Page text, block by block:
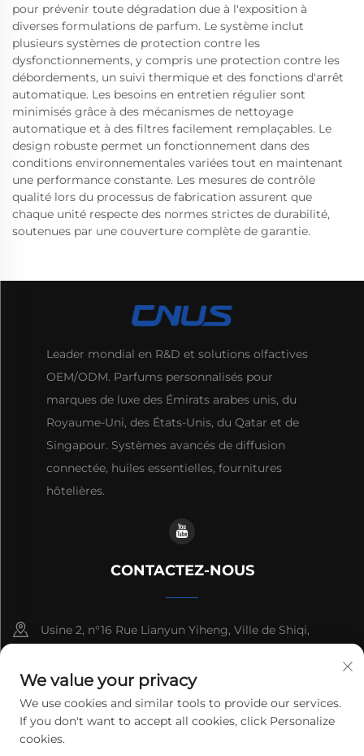
pour prévenir toute dégradation due à l'exposition à
diverses formulations de parfum. Le système inclut
plusieurs systèmes de protection contre les
dysfonctionnements, y compris une protection contre les
débordements, un suivi thermique et des fonctions d'arrêt
automatique. Les besoins en entretien régulier sont
minimisés grâce à des mécanismes de nettoyage
automatique et à des filtres facilement remplaçables. Le
design robuste permet un fonctionnement dans des
conditions environnementales variées tout en maintenant
une performance constante. Les mesures de contrôle
qualité lors du processus de fabrication assurent que
chaque unité respecte des normes strictes de durabilité,
soutenues par une couverture complète de garantie.
Leader mondial en R&D et solutions olfactives
OEM/ODM. Parfums personnalisés pour
marques de luxe des Émirats arabes unis, du
Royaume-Uni, des États-Unis, du Qatar et de
Singapour. Systèmes avancés de diffusion
connectée, huiles essentielles, fournitures
hôtelières.
CONTACTEZ-NOUS
Usine 2, n°16 Rue Lianyun Yiheng, Ville de Shiqi,
+86-13192436782
[email protected]
We value your privacy
We use cookies and similar tools to provide our services.
If you don't want to accept all cookies, click Personalize
cookies.